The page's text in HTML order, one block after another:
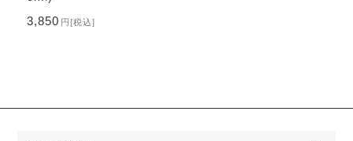
3,850 円 [税込]